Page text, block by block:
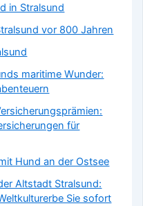
in Stralsund
vor 800 Jahren
maritime Wunder:
für
Hund an der Ostsee
Altstadt Stralsund:
Sie sofort